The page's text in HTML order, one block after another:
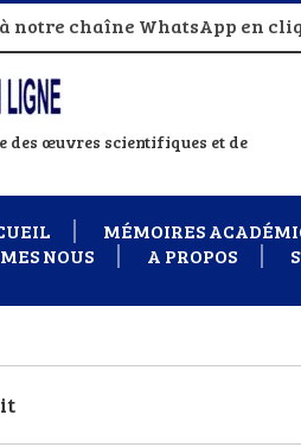
notre chaîne WhatsApp en
des œuvres scientifiques et de
MÉMOIRES
NOUS
A PROPOS